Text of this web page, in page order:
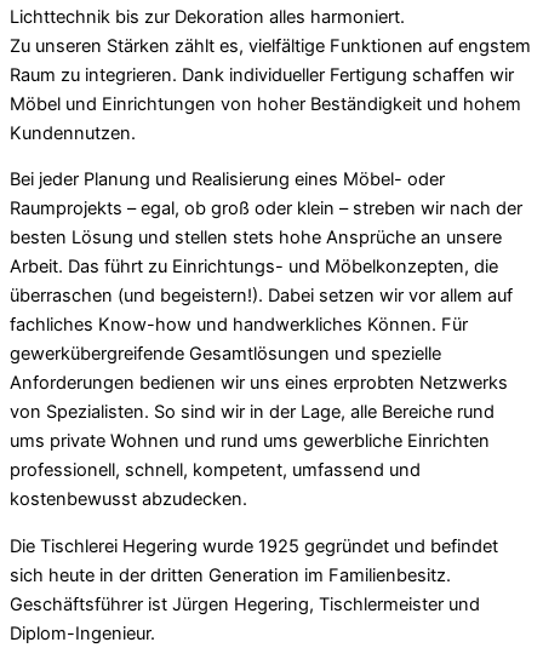
Lichttechnik bis zur Dekoration alles harmoniert.
Zu unseren Stärken zählt es, vielfältige Funktionen auf engstem
Raum zu integrieren. Dank individueller Fertigung schaffen wir
Möbel und Einrichtungen von hoher Beständigkeit und hohem
Kundennutzen.
Bei jeder Planung und Realisierung eines Möbel- oder
Raumprojekts – egal, ob groß oder klein – streben wir nach der
besten Lösung und stellen stets hohe Ansprüche an unsere
Arbeit. Das führt zu Einrichtungs- und Möbelkonzepten, die
überraschen (und begeistern!). Dabei setzen wir vor allem auf
fachliches Know-how und handwerkliches Können. Für
gewerkübergreifende Gesamtlösungen und spezielle
Anforderungen bedienen wir uns eines erprobten Netzwerks
von Spezialisten. So sind wir in der Lage, alle Bereiche rund
ums private Wohnen und rund ums gewerbliche Einrichten
professionell, schnell, kompetent, umfassend und
kostenbewusst abzudecken.
Die Tischlerei Hegering wurde 1925 gegründet und befindet
sich heute in der dritten Generation im Familienbesitz.
Geschäftsführer ist Jürgen Hegering, Tischlermeister und
Diplom-Ingenieur.